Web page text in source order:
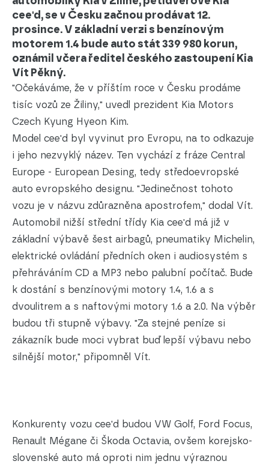
cee'd, se v Česku začnou prodávat 12.
prosince. V základní verzi s benzínovým
motorem 1.4 bude auto stát 339 980 korun,
oznámil včera ředitel českého zastoupení Kia
Vít Pěkný.
"Očekáváme, že v příštím roce v Česku prodáme
tisíc vozů ze Žiliny," uvedl prezident Kia Motors
Czech Kyung Hyeon Kim.
Model cee'd byl vyvinut pro Evropu, na to odkazuje
i jeho nezvyklý název. Ten vychází z fráze Central
Europe - European Desing, tedy středoevropské
auto evropského designu. "Jedinečnost tohoto
vozu je v názvu zdůrazněna apostrofem," dodal Vít.
Automobil nižší střední třídy Kia cee'd má již v
základní výbavě šest airbagů, pneumatiky Michelin,
elektrické ovládání předních oken i audiosystém s
přehráváním CD a MP3 nebo palubní počítač. Bude
k dostání s benzínovými motory 1.4, 1.6 a s
dvoulitrem a s naftovými motory 1.6 a 2.0. Na výběr
budou tři stupně výbavy. "Za stejné peníze si
zákazník bude moci vybrat buď lepší výbavu nebo
silnější motor," připomněl Vít.
Konkurenty vozu cee'd budou VW Golf, Ford Focus,
Renault Mégane či Škoda Octavia, ovšem korejsko-
slovenské auto má oproti nim jednu výraznou